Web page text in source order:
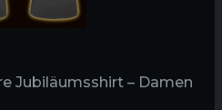
Jubiläumsshirt – Damen